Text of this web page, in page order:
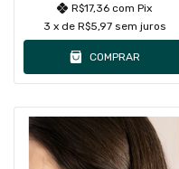
R$17,36com Pix
3 x de R$5,97 sem juros
COMPRAR